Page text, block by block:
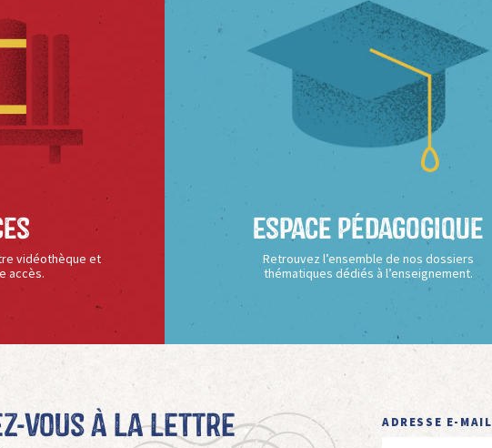
vidéothèque et
accès.
Espace Pédagogique
Retrouvez l’ensemble de nos dossiers
thématiques dédiés à l’enseignement.
vous à La Lettre ADRESSE E-MAIL